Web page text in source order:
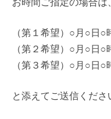
（第１希望）○月○日○
（第２希望）○月○日○
（第３希望）○月○日○
と添えてご送信くださ